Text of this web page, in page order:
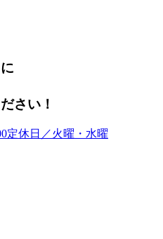
さい！
定休日／火曜・水曜